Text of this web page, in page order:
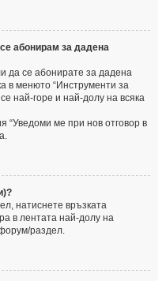
абонирам за дадена
да се абонирате за дадена
в менюто “Инструменти за
най-горе и най-долу на всяка
“Уведоми ме при нов отговор в
натиснете връзката
в лентата най-долу на
раздел.